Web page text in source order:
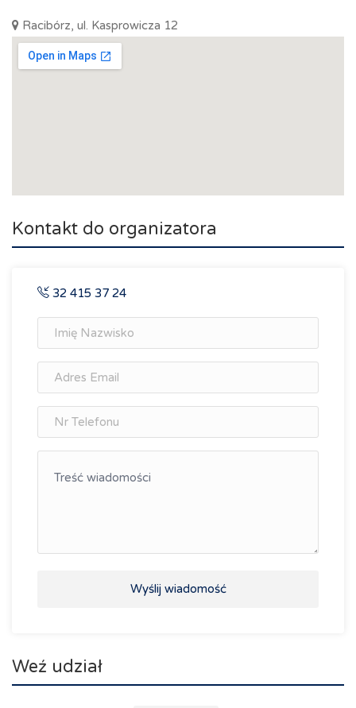
Racibórz, ul. Kasprowicza 12
Kontakt do organizatora
32 415 37 24
Wyślij wiadomość
Weź udział